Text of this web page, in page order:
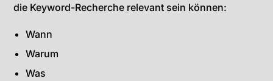
die Keyword-Recherche relevant sein können:
Wann
Warum
Was